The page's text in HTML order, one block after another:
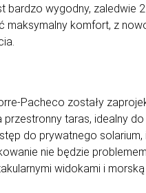
bardzo wygodny, zaledwie
maksymalny komfort, z
Pacheco zostały
taras, idealny
do prywatnego
nie będzie
widokami i